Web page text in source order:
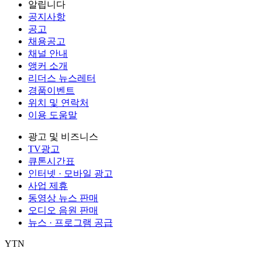
알립니다
공지사항
공고
채용공고
채널 안내
앵커 소개
리더스 뉴스레터
경품이벤트
위치 및 연락처
이용 도움말
광고 및 비즈니스
TV광고
큐톤시간표
인터넷 · 모바일 광고
사업 제휴
동영상 뉴스 판매
오디오 음원 판매
뉴스 · 프로그램 공급
YTN